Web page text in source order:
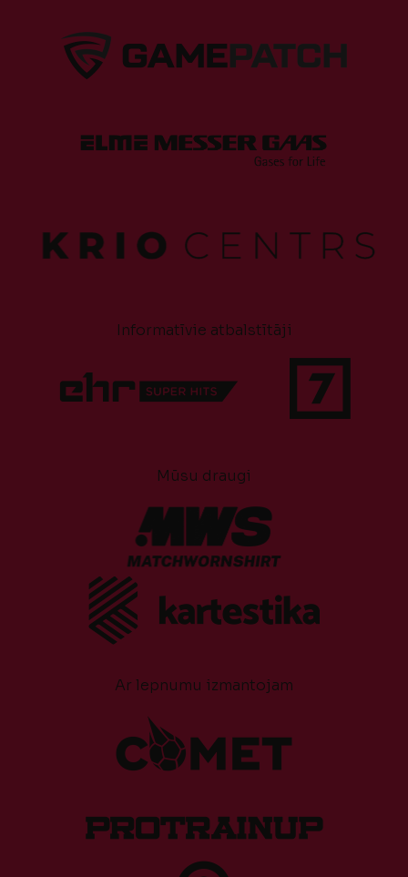
Informatīvie atbalstītāji
Mūsu draugi
Ar lepnumu izmantojam